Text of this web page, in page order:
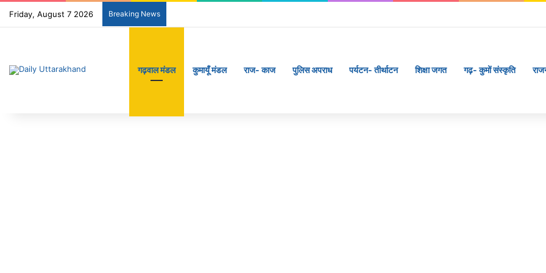
Friday, August 7 2026 Breaking News
गढ़वाल मंडल कुमायूँ मंडल राज- काज पुलिस अपराध पर्यटन- तीर्थाटन शिक्षा जगत गढ़- कुमों संस्कृति